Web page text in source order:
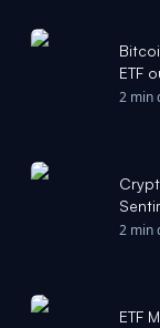
ETF
2 min
ETF
2 min
ETF